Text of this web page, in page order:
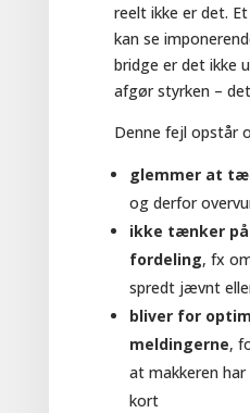
reelt ikke er det.
kan se
bridge er det ikke
afgør styrken –
Denne fejl opstår
glemmer at
og derfor
ikke tænker
fordeling, fx
spredt jævnt
bliver for
meldingerne,
at makkeren
kort